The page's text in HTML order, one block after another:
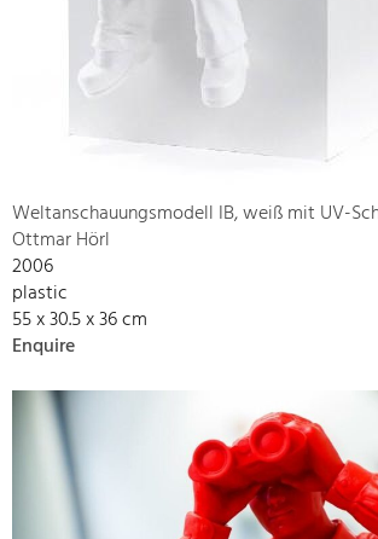
Weltanschauungsmodell IB, weiß mit UV-
Ottmar Hörl
2006
plastic
55 x 30.5 x 36 cm
Enquire